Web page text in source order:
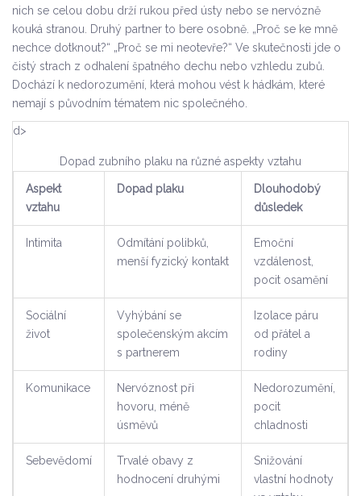
nich se celou dobu drží rukou před ústy nebo se nervózně
kouká stranou. Druhý partner to bere osobně. „Proč se ke mně
nechce dotknout?“ „Proč se mi neotevře?“ Ve skutečnosti jde o
čistý strach z odhalení špatného dechu nebo vzhledu zubů.
Dochází k nedorozumění, která mohou vést k hádkám, které
nemají s původním tématem nic společného.
d>
Dopad zubního plaku na různé aspekty vztahu
Aspekt
vztahu
Dopad plaku
Dlouhodobý
důsledek
Intimita
Odmítání polibků,
menší fyzický kontakt
Emoční
vzdálenost,
pocit osamění
Sociální
život
Vyhýbání se
společenským akcím
s partnerem
Izolace páru
od přátel a
rodiny
Komunikace
Nervóznost při
hovoru, méně
úsměvů
Nedorozumění,
pocit
chladnosti
Sebevědomí
Trvalé obavy z
hodnocení druhými
Snižování
vlastní hodnoty